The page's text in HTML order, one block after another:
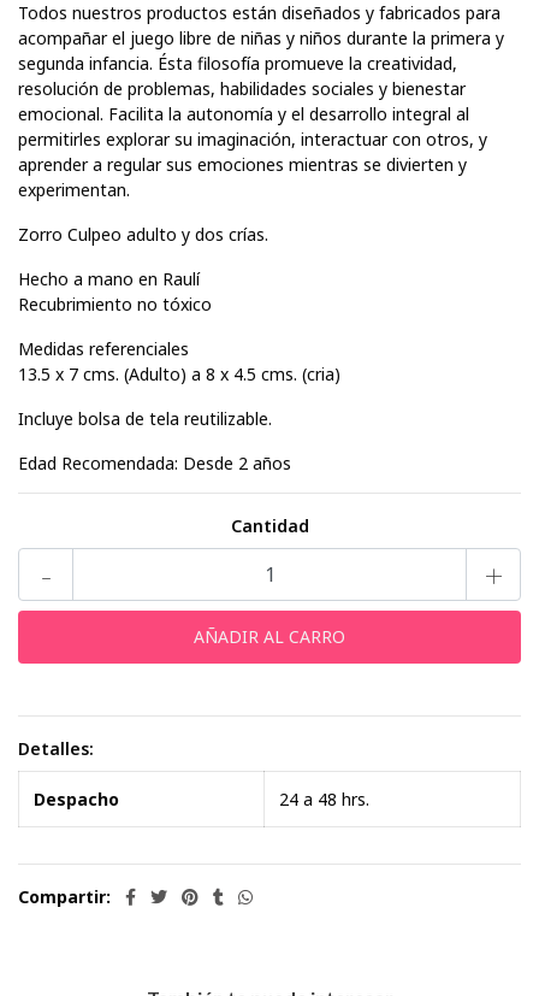
Todos nuestros productos están diseñados y fabricados para
acompañar el juego libre de niñas y niños durante la primera y
segunda infancia. Ésta filosofía promueve la creatividad,
resolución de problemas, habilidades sociales y bienestar
emocional. Facilita la autonomía y el desarrollo integral al
permitirles explorar su imaginación, interactuar con otros, y
aprender a regular sus emociones mientras se divierten y
experimentan.
Zorro Culpeo adulto y dos crías.
Hecho a mano en Raulí
Recubrimiento no tóxico
Medidas referenciales
13.5 x 7 cms. (Adulto) a 8 x 4.5 cms. (cria)
Incluye bolsa de tela reutilizable.
Edad Recomendada: Desde 2 años
Cantidad
- +
Detalles:
Despacho 24 a 48 hrs.
Compartir: